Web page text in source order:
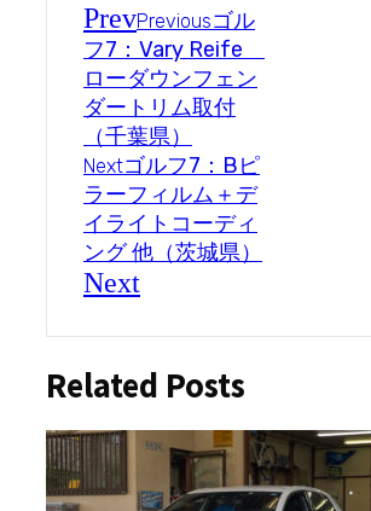
PrevPreviousゴル
フ7：Vary Reife
ローダウンフェン
ダートリム取付
（千葉県）
Nextゴルフ7：Bピ
ラーフィルム＋デ
イライトコーディ
ング 他（茨城県）
Next
Related Posts